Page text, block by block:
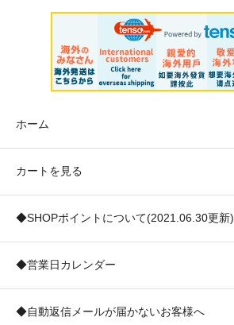
ホーム
カートを見る
◆SHOPポイントについて(2021.06.30更新)
◆営業日カレンダー
◆自動返信メールが届かないお客様へ